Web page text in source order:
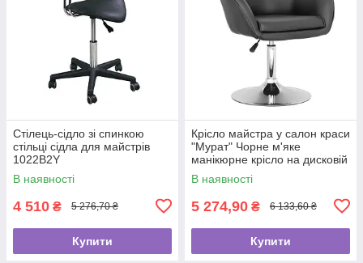
Стілець-сідло зі спинкою
стільці сідла для майстрів
1022B2Y
В наявності
4 510 ₴ 5 276,70 ₴
Купити
Крісло майстра у салон краси
"Мурат" Чорне м'яке
манікюрне крісло на дисковій
базі
В наявності
5 274,90 ₴ 6 133,60 ₴
Купити